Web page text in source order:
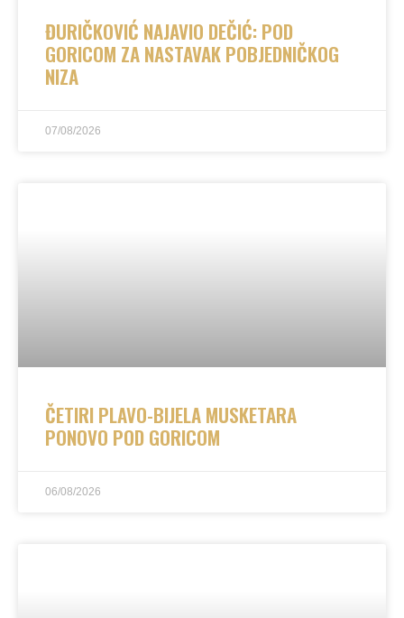
ĐURIČKOVIĆ NAJAVIO DEČIĆ: POD
GORICOM ZA NASTAVAK POBJEDNIČKOG
NIZA
07/08/2026
ČETIRI PLAVO-BIJELA MUSKETARA
PONOVO POD GORICOM
06/08/2026